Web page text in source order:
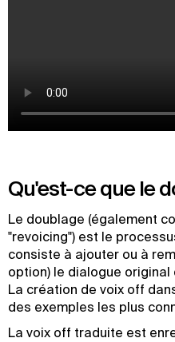
Qu'est-ce que le
Le doublage (également
"revoicing") est le
consiste à ajouter ou à
option) le dialogue original
La création de voix off
des exemples les plus
La voix off traduite est